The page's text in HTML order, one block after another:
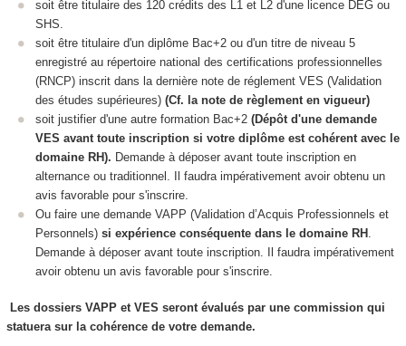
soit être titulaire des 120 crédits des L1 et L2 d'une licence DEG ou
SHS.
soit être titulaire d'un diplôme Bac+2 ou d'un titre de niveau 5
enregistré au répertoire national des certifications professionnelles
(RNCP) inscrit dans la dernière note de réglement VES (Validation
des études supérieures) (Cf. la note de règlement en vigueur)
soit justifier d'une autre formation Bac+2 (Dépôt d'une demande
VES avant toute inscription si votre diplôme est cohérent avec le
domaine RH). Demande à déposer avant toute inscription en
alternance ou traditionnel. Il faudra impérativement avoir obtenu un
avis favorable pour s'inscrire.
Ou faire une demande VAPP (Validation d’Acquis Professionnels et
Personnels) si expérience conséquente dans le domaine RH
Demande à déposer avant toute inscription. Il faudra impérativement
avoir obtenu un avis favorable pour s'inscrire.
Les dossiers VAPPet VES seront évalués par une commission qui
statuera sur la cohérence de votre demande.